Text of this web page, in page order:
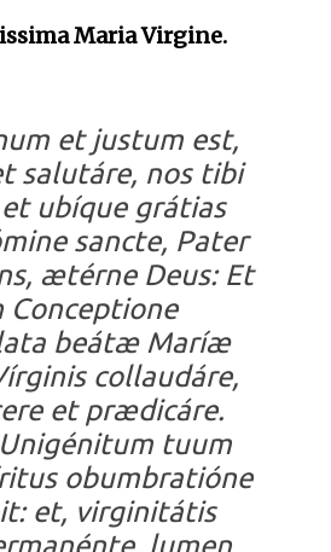
Maria Virgine.
et justum est,
salutáre, nos tibi
ubíque grátias
sancte, Pater
ætérne Deus: Et
Conceptione
beátæ Maríæ
collaudáre,
et prædicáre.
tuum
obumbratióne
et, virginitátis
lumen